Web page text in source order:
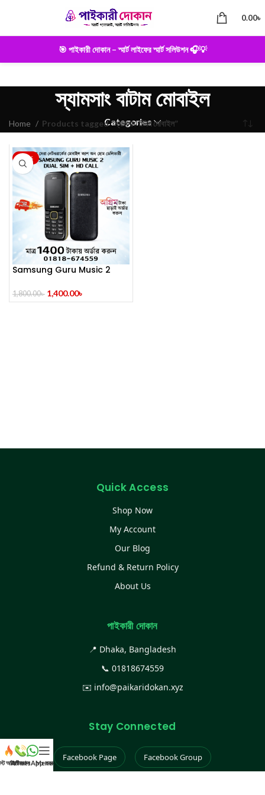
0.00৳
🎯 পাইকারী দোকান – স্মার্ট লাইফের স্মার্ট সলিউশন 🎧💡
স্যামসাং বাটাম মোবাইল
Categories
Home Products tagged “স্যামসাং বাটাম মোবাইল”
-22%
Samsung Guru Music 2
1,800.00৳ 1,400.00৳
Quick Access
Shop Now
My Account
Our Blog
Refund & Return Policy
About Us
পাইকারী দোকান
📍 Dhaka, Bangladesh
📞 01818674559
✉️ info@paikaridokan.xyz
Stay Connected
Facebook Page Facebook Group
আইটেম
কল করুন
WhatsApp করুন
Menu